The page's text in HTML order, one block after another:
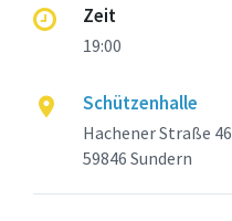
Zeit
19:00
Schützenhalle
Hachener Straße 46
59846 Sundern